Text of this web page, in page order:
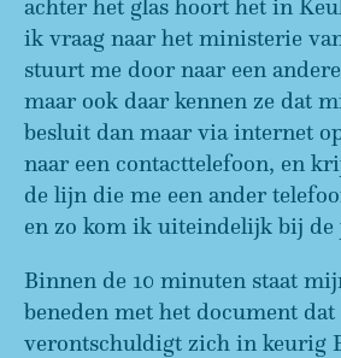
achter het glas hoort het in
ik vraag naar het ministerie
stuurt me door naar een
maar ook daar kennen ze dat
besluit dan maar via internet
naar een contacttelefoon, en
de lijn die me een ander
en zo kom ik uiteindelijk bij de
Binnen de 10 minuten staat
beneden met het document
verontschuldigt zich in keurig